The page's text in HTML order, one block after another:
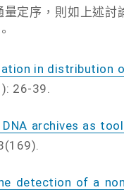
定序，則如上述討
in distribution
26-39.
archives as
detection of a